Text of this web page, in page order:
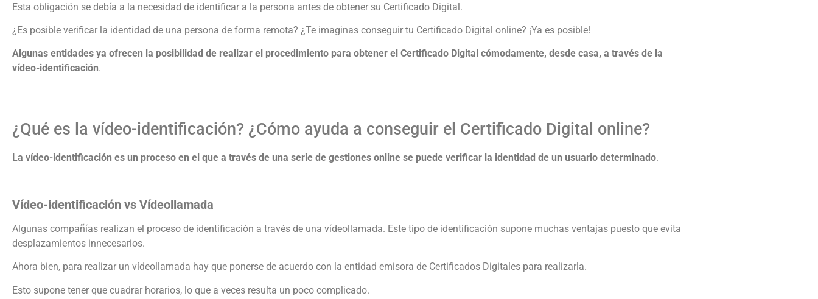
Esta obligación se debía a la necesidad de identificar a la persona antes de obtener su Certificado Digital.
¿Es posible verificar la identidad de una persona de forma remota? ¿Te imaginas conseguir tu Certificado Digital online? ¡Ya es posible!
Algunas entidades ya ofrecen la posibilidad de realizar el procedimiento para obtener el Certificado Digital cómodamente, desde casa, a través de la
vídeo-identificación.
¿Qué es la vídeo-identificación? ¿Cómo ayuda a conseguir el Certificado Digital online?
La vídeo-identificación es un proceso en el que a través de una serie de gestiones online se puede verificar la identidad de un usuario determinado.
Vídeo-identificación vs Vídeollamada
Algunas compañías realizan el proceso de identificación a través de una vídeollamada. Este tipo de identificación supone muchas ventajas puesto que evita
desplazamientos innecesarios.
Ahora bien, para realizar un vídeollamada hay que ponerse de acuerdo con la entidad emisora de Certificados Digitales para realizarla.
Esto supone tener que cuadrar horarios, lo que a veces resulta un poco complicado.